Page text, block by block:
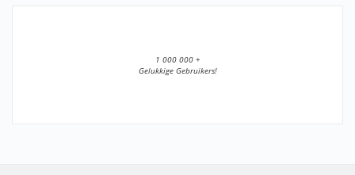
1 000 000 +
Gelukkige Gebruikers!